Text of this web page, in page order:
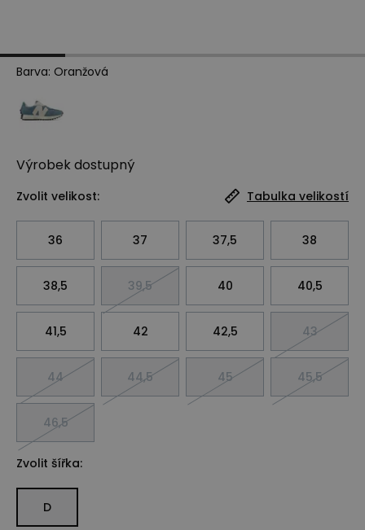
Barva: Oranžová
Výrobek dostupný
Zvolit velikost: Tabulka velikostí
36 37 37,5 38
38,5 39,5 40 40,5
41,5 42 42,5 43
44 44,5 45 45,5
46,5
Zvolit šířka:
D